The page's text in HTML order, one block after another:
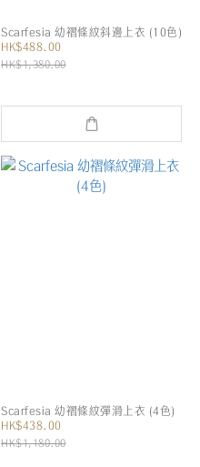
Scarfesia 幼褶條紋斜邊上衣 (10色)
HK$488.00
HK$1,380.00
Scarfesia 幼褶條紋彈滑上衣 (4色)
HK$438.00
HK$1,180.00